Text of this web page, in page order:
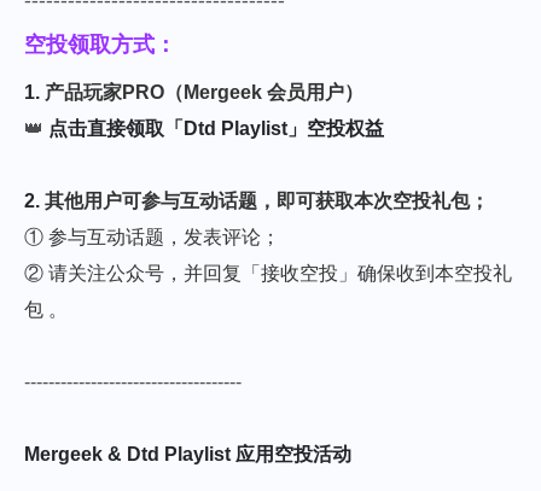
空投领取方式：
1. 产品玩家PRO（Mergeek 会员用户）
👑 点击直接领取「Dtd Playlist」空投权益
2. 其他用户可参与互动话题，即可获取本次空投礼包；
① 参与互动话题，发表评论；
② 请关注公众号，并回复「接收空投」确保收到本空投礼
包 。
------------------------------------
Mergeek & Dtd Playlist 应用空投活动